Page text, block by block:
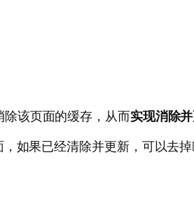
该页面的缓存，从而实现消除
果已经清除并更新，可以去掉